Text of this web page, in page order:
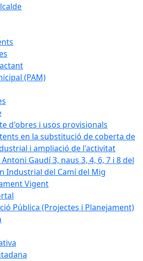
(PAM)
d'obres i usos provisionals
en la substitució de coberta de
i ampliació de l'activitat
Gaudí 3, naus 3, 4, 6, 7 i 8 del
Industrial del Camí del Mig
Vigent
Pública (Projectes i Planejament)